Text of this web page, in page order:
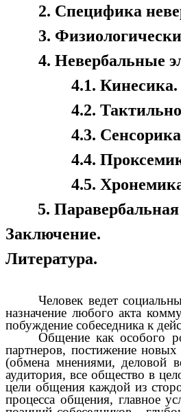
2. Специфика
3. Физиологические
4. Невербальные
4.1. Кинесика.
4.2. Тактильное
4.3.
4.4.
4.5.
5.
Заключение.
Литература.
Человек ведет
назначение любого акта
побуждение собеседника к
Общение как особого
партнеров, постижение
(обмена мнениями, деловой
аудитория, все общество в
цели общения каждой из
процесса общения, главное